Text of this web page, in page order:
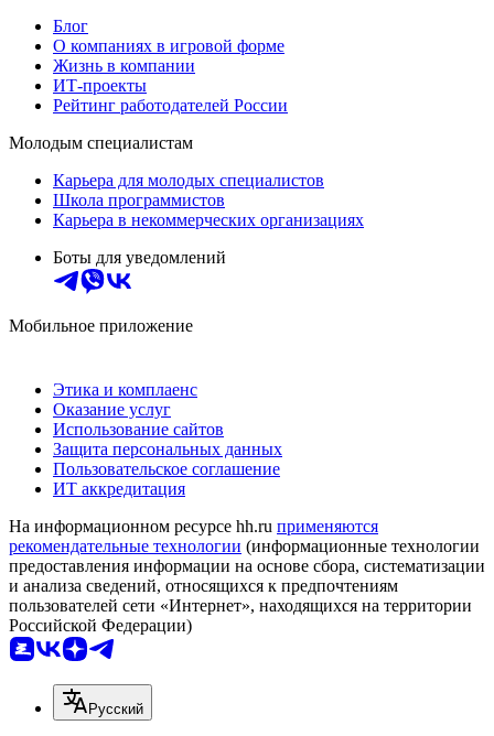
Блог
О компаниях в игровой форме
Жизнь в компании
ИТ-проекты
Рейтинг работодателей России
Молодым специалистам
Карьера для молодых специалистов
Школа программистов
Карьера в некоммерческих организациях
Боты для уведомлений
Мобильное приложение
Этика и комплаенс
Оказание услуг
Использование сайтов
Защита персональных данных
Пользовательское соглашение
ИТ аккредитация
На информационном ресурсе hh.ru применяются
рекомендательные технологии (информационные технологии
предоставления информации на основе сбора, систематизации
и анализа сведений, относящихся к предпочтениям
пользователей сети «Интернет», находящихся на территории
Российской Федерации)
Русский